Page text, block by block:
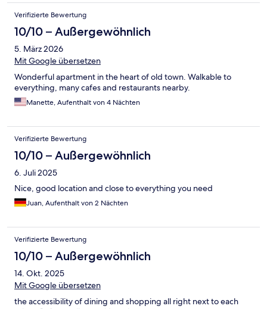
Verifizierte Bewertung
10/10 – Außergewöhnlich
5. März 2026
Mit Google übersetzen
Wonderful apartment in the heart of old town. Walkable to
everything, many cafes and restaurants nearby.
Manette, Aufenthalt von 4 Nächten
Verifizierte Bewertung
10/10 – Außergewöhnlich
6. Juli 2025
Nice, good location and close to everything you need
Juan, Aufenthalt von 2 Nächten
Verifizierte Bewertung
10/10 – Außergewöhnlich
14. Okt. 2025
Mit Google übersetzen
the accessibility of dining and shopping all right next to each